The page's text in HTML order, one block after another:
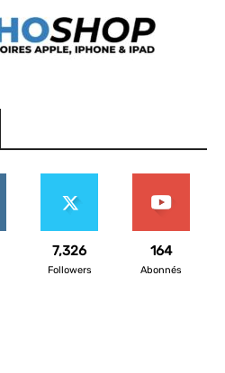
7,326
Followers
164
Abonnés